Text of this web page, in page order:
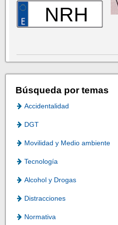
NRH
Búsqueda por temas
Accidentalidad
DGT
Movilidad y Medio ambiente
Tecnología
Alcohol y Drogas
Distracciones
Normativa